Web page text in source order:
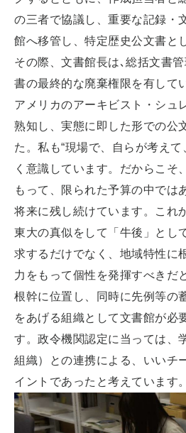
の三者で協議し、重要な記録・
館へ移管し、特定歴史公文書と
その際、文書館長は､総括文書
書の最終的な廃棄権限を有して
アメリカのアーキビスト・シュ
熟知し、実態に即した形での公
た。私も“現場で、自らが考え
く意識しています。だからこそ
もって、限られた予算の中では
将来に残し続けています。これ
東大の真似をして「牛後」とし
求するだけでなく、地域特性に
力をもって個性を発揮すべきだ
根幹に位置し、同時に先例等の
をあげる組織として文書館が必
す。政令機関認定に当っては、
組織）との連携による、いいチ
イントであったと考えています。